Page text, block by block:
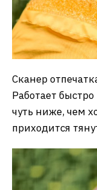
Сканер
Работает
чуть ниже, чем
приходится